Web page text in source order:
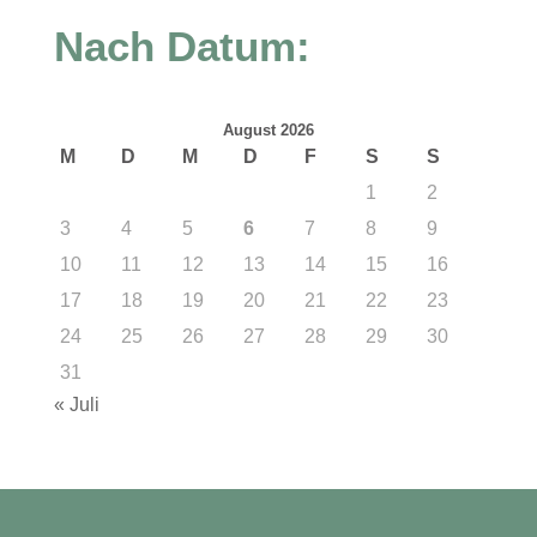
Nach Datum:
August 2026
M D M D F S
S
1
2
3
4 5 6 7 8
9
10
11 12 13 14 15
16
17
18 19 20 21 22
23
24
25 26 27 28 29
30
31
« Juli